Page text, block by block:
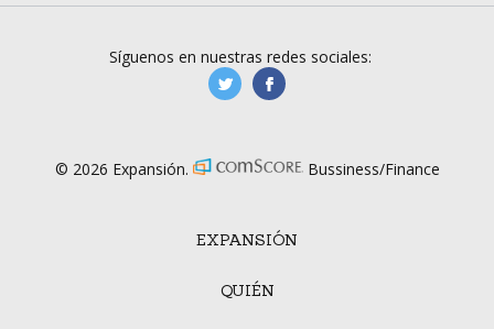
EXPANSIÓN
QUIÉN
Síguenos en nuestras redes sociales:
manufacturaGE
© 2026 Expansión. Bussiness/Finance